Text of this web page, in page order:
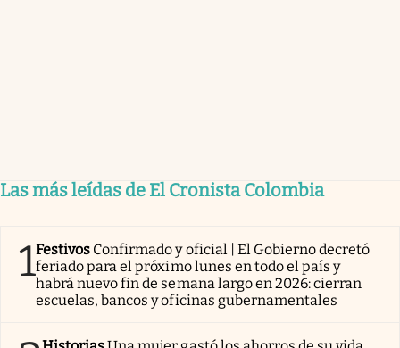
Las más leídas de El Cronista Colombia
1Festivos Confirmado y oficial | El Gobierno decretó
feriado para el próximo lunes en todo el país y
habrá nuevo fin de semana largo en 2026: cierran
escuelas, bancos y oficinas gubernamentales